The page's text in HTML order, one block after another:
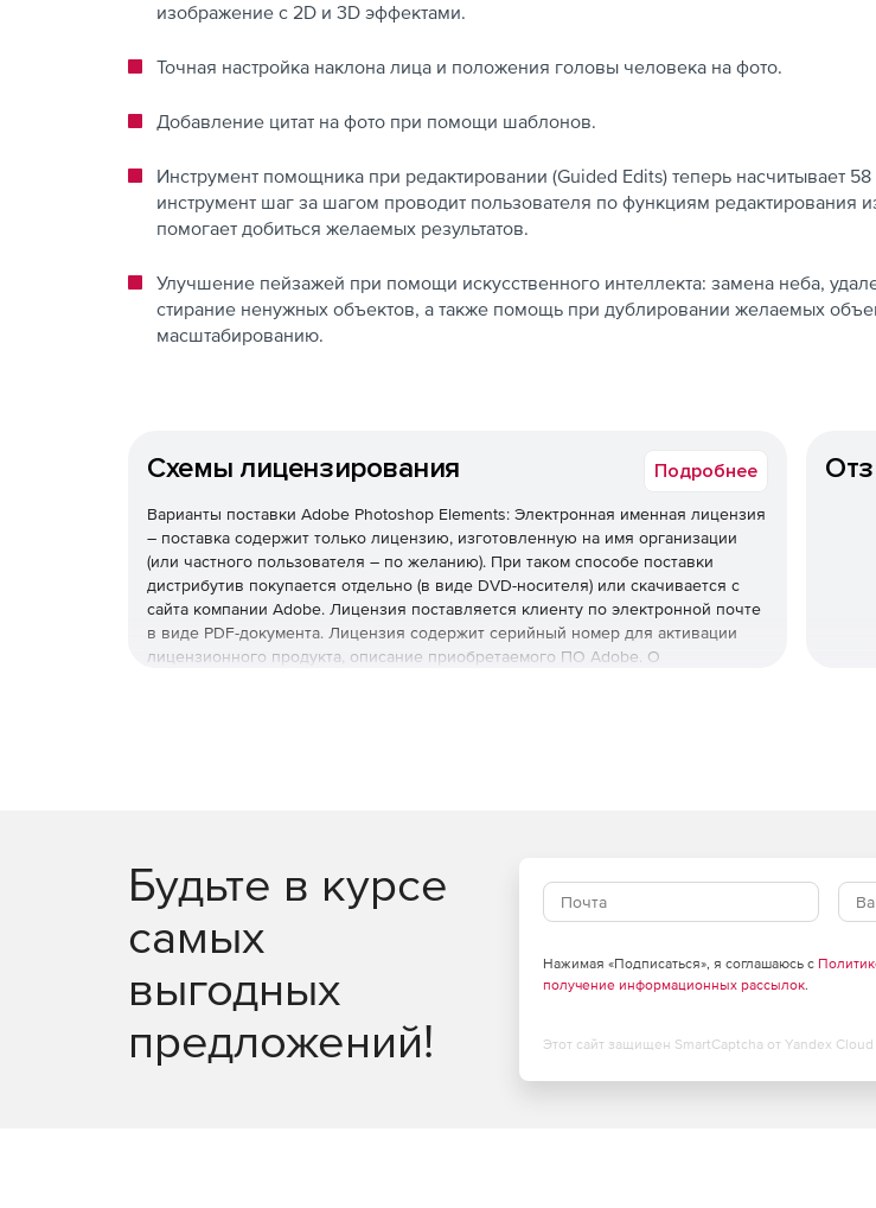
изображение с 2D и 3D эффектами.
Точная настройка наклона лица и положения головы человека на фото.
Добавление цитат на фото при помощи шаблонов.
Инструмент помощника при редактировании (Guided Edits) теперь насчитывает 58
инструмент шаг за шагом проводит пользователя по функциям редактирования
помогает добиться желаемых результатов.
Улучшение пейзажей при помощи искусственного интеллекта: замена неба,
стирание ненужных объектов, а также помощь при дублировании желаемых
масштабированию.
Схемы лицензирования Подробнее
Варианты поставки Adobe Photoshop Elements: Электронная именная лицензия
– поставка содержит только лицензию, изготовленную на имя организации
(или частного пользователя – по желанию). При таком способе поставки
дистрибутив покупается отдельно (в виде DVD-носителя) или скачивается с
сайта компании Adobe. Лицензия поставляется клиенту по электронной почте
в виде PDF-документа. Лицензия содержит серийный номер для активации
лицензионного продукта, описание приобретаемого ПО Adobe. О
Будьте в курсе
самых
выгодных
предложений!
Нажимая «Подписаться», я соглашаюсь с
получение информационных рассылок.
Этот сайт защищен SmartCaptcha от Yandex Cloud